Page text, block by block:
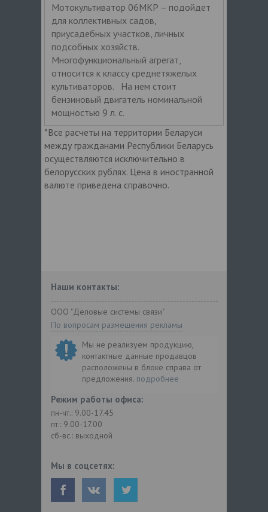
Мотокультиватор 06МКР – подойдет
для коллективных садов,
приусадебных участков, личных
подсобных хозяйств.
Многофункциональный агрегат,
относится к классу среднетяжелых
культиваторов. На нем стоит
бензиновый двигатель номинальной
мощностью 9 л. с.
*Все расчеты на территории Беларуси
между гражданами Республики Беларусь
осуществляются исключительно в
белорусских рублях. Цена в иностранной
валюте приведена справочно.
Наши контакты:
ООО "Деловые системы связи"
По вопросам размещения рекламы
Мы не реализуем продукцию,
контактные данные продавцов
расположены в блоке справа от
предложения. подробнее
Режим работы офиса:
пн-чт.: 9.00-17.45
пт.: 9.00-17.00
сб-вс.: выходной
Мы в соцсетях: